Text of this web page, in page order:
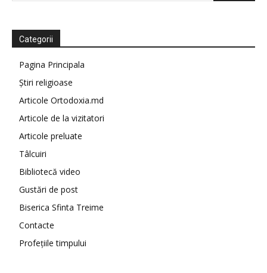
Categorii
Pagina Principala
Știri religioase
Articole Ortodoxia.md
Articole de la vizitatori
Articole preluate
Tâlcuiri
Bibliotecă video
Gustări de post
Biserica Sfinta Treime
Contacte
Profețiile timpului